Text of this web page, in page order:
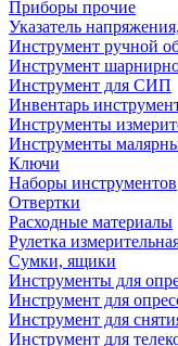
Приборы прочие
Указатель
Инструмент ручной
Инструмент
Инструмент для СИП
Инвентарь
Инструменты
Инструменты
Ключи
Наборы инструментов
Отвертки
Расходные материалы
Рулетка
Сумки, ящики
Инструменты для
Инструмент для
Инструмент для
Инструмент для